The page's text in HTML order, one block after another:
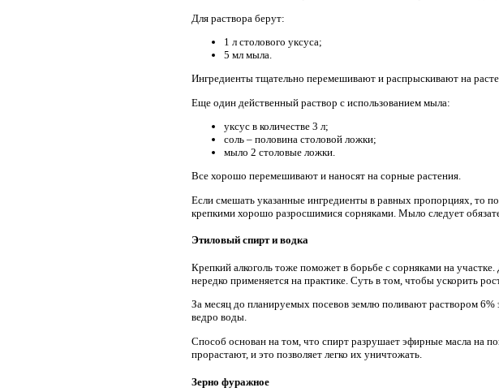
Для раствора берут:
1 л столового уксуса;
5 мл мыла.
Ингредиенты тщательно перемешивают и распрыскивают на
Еще один действенный раствор с использованием мыла:
уксус в количестве 3 л;
соль – половина столовой ложки;
мыло 2 столовые ложки.
Все хорошо перемешивают и наносят на сорные растения.
Если смешать указанные ингредиенты в равных пропорциях, то
крепкими хорошо разросшимися сорняками. Мыло следует
Этиловый спирт и водка
Крепкий алкоголь тоже поможет в борьбе с сорняками на
нередко применяется на практике. Суть в том, чтобы ускорить
За месяц до планируемых посевов землю поливают раствором 6%
ведро воды.
Способ основан на том, что спирт разрушает эфирные масла на
прорастают, и это позволяет легко их уничтожать.
Зерно фуражное